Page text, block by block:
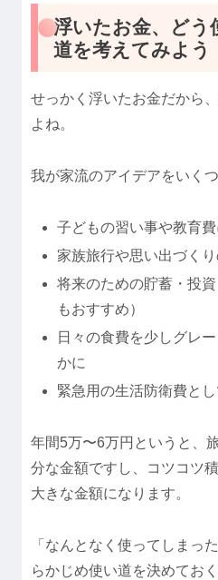
浮いたお金、どう
道を考えてみよう
せっかく浮いたお金だから
よね。
我が家流のアイデアをいく
子どもの習い事や教育
家族旅行や思い出づく
将来のための貯蓄・投
もおすすめ）
日々の食費を少しグレ
かに
緊急用の生活防衛費と
年間5万〜6万円というと、
分な金額ですし、コツコツ
大きな金額になります。
「なんとなく使ってしまっ
らかじめ使い道を決めてお